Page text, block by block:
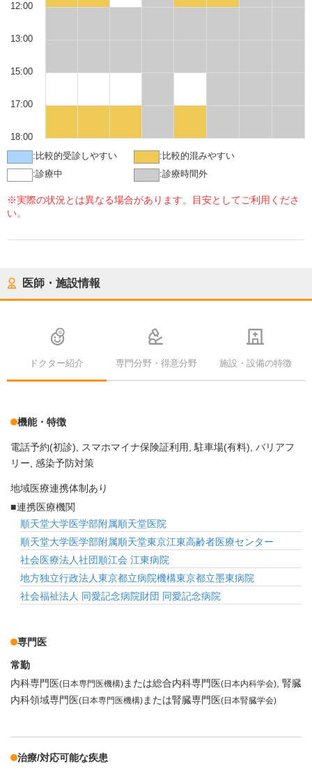
12:00
13:00
15:00
17:00
18:00
: 比較的受診しやすい : 比較的混みやすい
:診療中 :診療時間外
※実際の状況とは異なる場合があります。目安としてご利用くださ
い。
医師・施設情報
ドクター紹介 専門分野・得意分野 施設・設備の特徴
機能・特徴
電話予約(初診) スマホマイナ保険証利用 駐車場(有料) バリアフ
リー 感染予防対策
地域医療連携体制あり
連携医療機関
順天堂大学医学部附属順天堂医院
順天堂大学医学部附属順天堂東京江東高齢者医療センター
社会医療法人社団順江会 江東病院
地方独立行政法人東京都立病院機構東京都立墨東病院
社会福祉法人 同愛記念病院財団 同愛記念病院
専門医
常勤
内科専門医(日本専門医機構)または総合内科専門医(日本内科学会) 腎臓
内科領域専門医(日本専門医機構)または腎臓専門医(日本腎臓学会)
治療/対応可能な疾患